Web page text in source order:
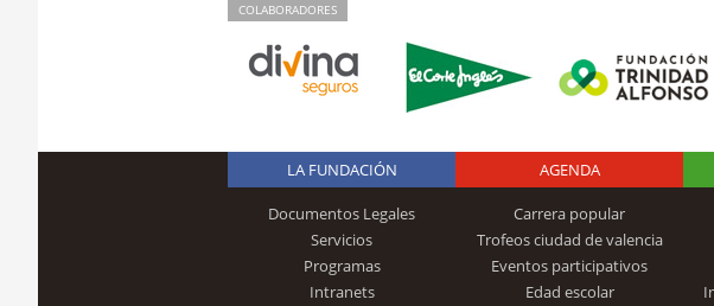
COLABORADORES
Logo Fundación
Trinidad Alfonso
LA FUNDACIÓN
Documentos Legales
Servicios
Programas
Intranets
AGENDA
Carrera popular
Trofeos ciudad de valencia
Eventos participativos
Edad escolar